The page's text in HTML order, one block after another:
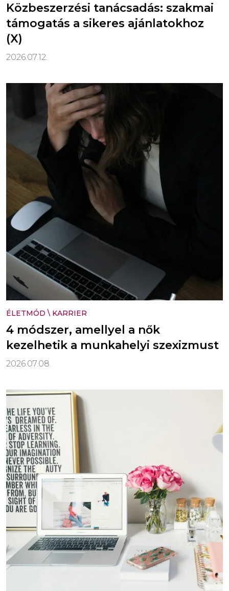
Közbeszerzési tanácsadás: szakmai
támogatás a sikeres ajánlatokhoz
(X)
2026.07.12.
ÉLETMÓD \ KARRIER
4 módszer, amellyel a nők
kezelhetik a munkahelyi szexizmust
2026.07.08.